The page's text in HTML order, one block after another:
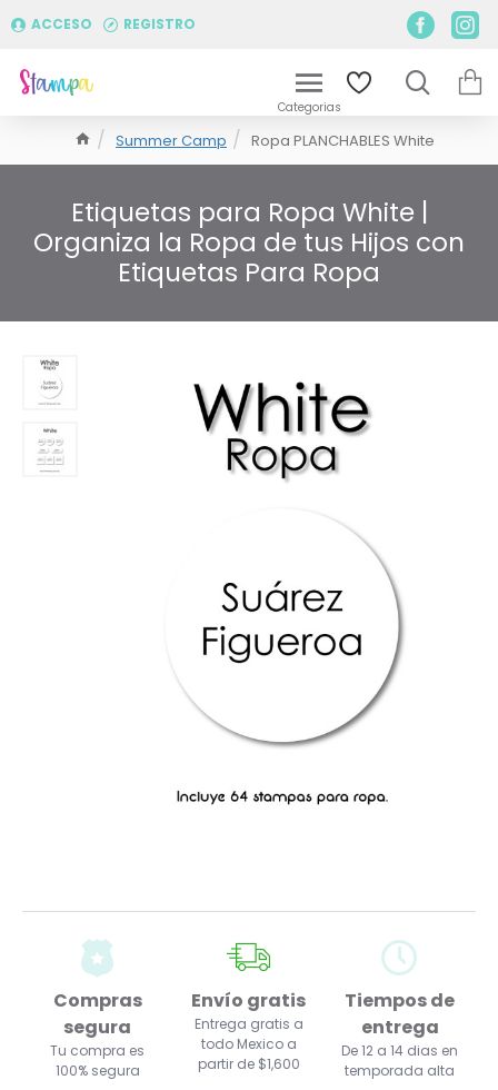
ACCESO REGISTRO
Summer Camp Ropa PLANCHABLES White
Etiquetas para Ropa White |
Organiza la Ropa de tus Hijos con
Etiquetas Para Ropa
Compras
segura
Tu compra es
100% segura
Envío gratis
Entrega gratis a
todo Mexico a
partir de $1,600
Tiempos de
entrega
De 12 a 14 dias en
temporada alta